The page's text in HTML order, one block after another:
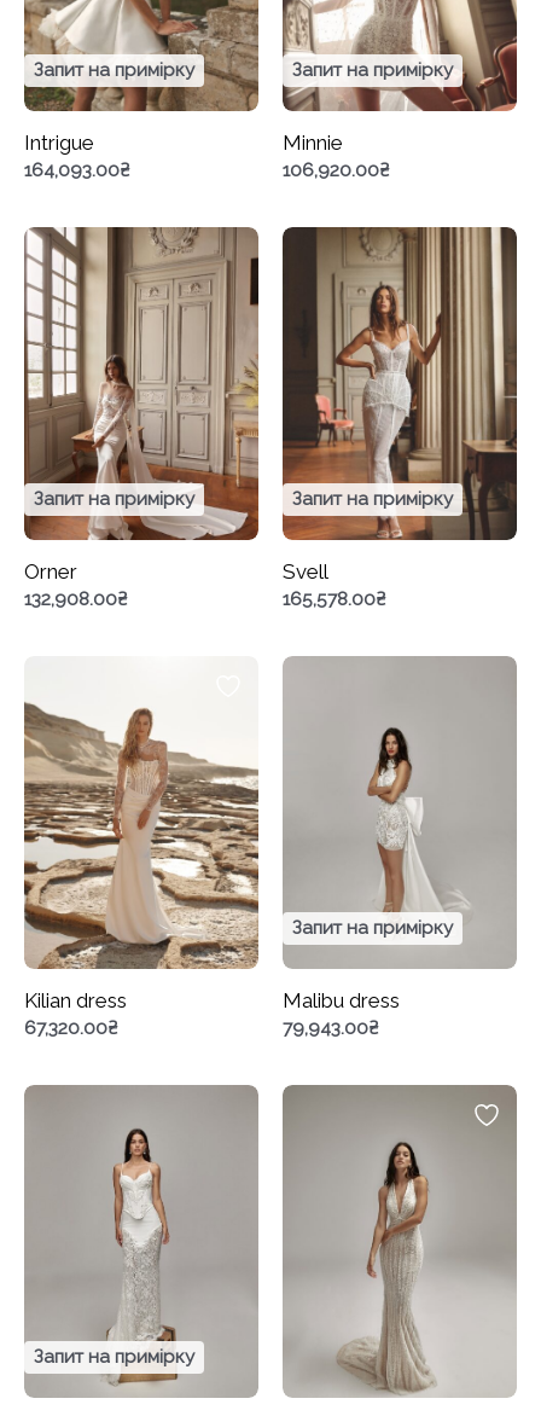
Запит на примірку
Intrigue
164,093.00₴
Запит на примірку
Minnie
106,920.00₴
Запит на примірку
Orner
132,908.00₴
Запит на примірку
Svell
165,578.00₴
Kilian dress
67,320.00₴
Запит на примірку
Malibu dress
79,943.00₴
Запит на примірку